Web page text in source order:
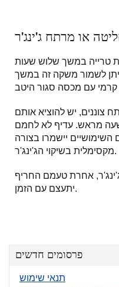
טרייה במשך שלוש שעות
לשמור משקה זה במשך
צוננים, יש להוציא אותם
מראש. עדיף לא לחמם
השימושיים יישמרו בצורה
מקסימלית בשיקוי הג'ינג'ר.
אחרת טעמם החריף
יתעצם עם הזמן.
פרסומים חדשים
תנאי שימוש